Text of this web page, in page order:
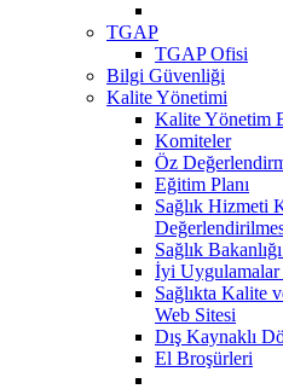
TGAP
TGAP Ofisi
Bilgi Güvenliği
Kalite Yönetimi
Kalite Yönetim
Komiteler
Öz
Eğitim Planı
Sağlık Hizmeti
Sağlık
İyi Uygulamalar
Sağlıkta Kalite
Web Sitesi
Dış Kaynaklı
El Broşürleri